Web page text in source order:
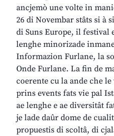
ancjemò une volte in
26 di Novembar stâts si à
di Suns Europe, il festival
lenghe minorizade
Informazion Furlane, la
Onde Furlane. La fin de
coerente cu la ande che
prins events fats vie pal
ae lenghe e ae diversitât
je lade daûr dome de
propuestis di scoltâ, di